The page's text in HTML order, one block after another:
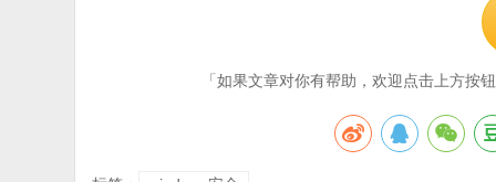
「如果文章对你有帮助，欢迎点击上方按